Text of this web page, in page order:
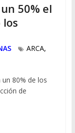
50% el
los
ARCA,
80% de los
de